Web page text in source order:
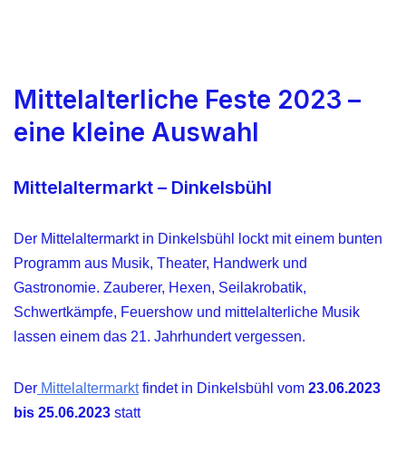
Mittelalterliche Feste 2023 –
eine kleine Auswahl
Mittelaltermarkt – Dinkelsbühl
Der Mittelaltermarkt in Dinkelsbühl lockt mit einem bunten
Programm aus Musik, Theater, Handwerk und
Gastronomie. Zauberer, Hexen, Seilakrobatik,
Schwertkämpfe, Feuershow und mittelalterliche Musik
lassen einem das 21. Jahrhundert vergessen.
Der Mittelaltermarktfindet in Dinkelsbühl vom 23.06.2023
bis 25.06.2023 statt